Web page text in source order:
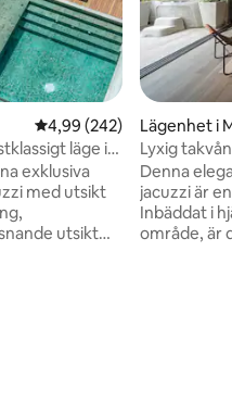
4,99 av 5 i genomsnittligt
4,99 (242)
läge i
exklusiva
med utsikt
utsikt
Lägenhet i
Lyxig
Provenza
Denna
jacuzzi är
Inbäddat i
område, är